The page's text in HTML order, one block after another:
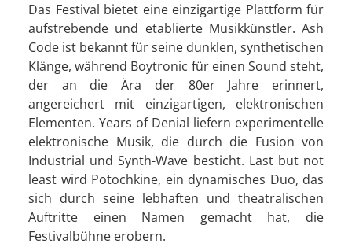
Das Festival bietet eine einzigartige Plattform für
aufstrebende und etablierte Musikkünstler. Ash
Code ist bekannt für seine dunklen, synthetischen
Klänge, während Boytronic für einen Sound steht,
der an die Ära der 80er Jahre erinnert,
angereichert mit einzigartigen, elektronischen
Elementen. Years of Denial liefern experimentelle
elektronische Musik, die durch die Fusion von
Industrial und Synth-Wave besticht. Last but not
least wird Potochkine, ein dynamisches Duo, das
sich durch seine lebhaften und theatralischen
Auftritte einen Namen gemacht hat, die
Festivalbühne erobern.